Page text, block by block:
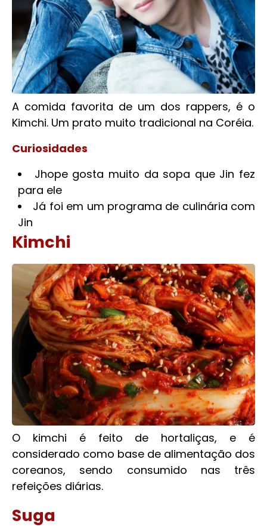
A comida favorita de um dos rappers, é o
Kimchi. Um prato muito tradicional na Coréia.
Curiosidades
Jhope gosta muito da sopa que Jin fez
para ele
Já foi em um programa de culinária com
Jin
Kimchi
O kimchi é feito de hortaliças, e é
considerado como base de alimentação dos
coreanos, sendo consumido nas três
refeições diárias.
Suga